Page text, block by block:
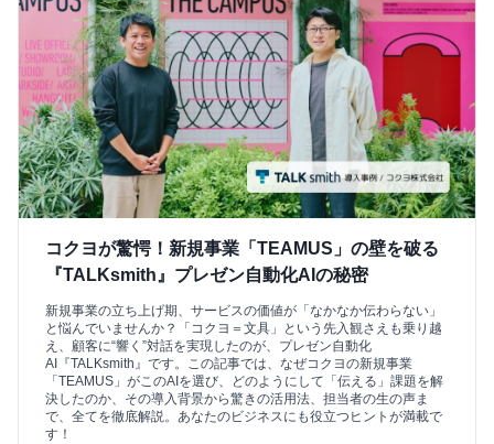
コクヨが驚愕！新規事業「TEAMUS」の壁を破る
『TALKsmith』プレゼン自動化AIの秘密
新規事業の立ち上げ期、サービスの価値が「なかなか伝わらない」
と悩んでいませんか？「コクヨ＝文具」という先入観さえも乗り越
え、顧客に“響く”対話を実現したのが、プレゼン自動化
AI『TALKsmith』です。この記事では、なぜコクヨの新規事業
「TEAMUS」がこのAIを選び、どのようにして「伝える」課題を解
決したのか、その導入背景から驚きの活用法、担当者の生の声ま
で、全てを徹底解説。あなたのビジネスにも役立つヒントが満載で
す！